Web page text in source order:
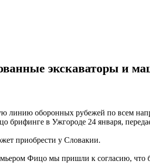
экскаваторы и
оборонных рубежей по всем
брифинге в Ужгороде 24 января,
приобрести у Словакии.
Фицо мы пришли к согласию, что